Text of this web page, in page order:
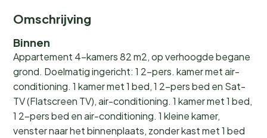
Omschrijving
Binnen
Appartement 4-kamers 82 m2, op verhoogde begane
grond. Doelmatig ingericht: 1 2-pers. kamer met air-
conditioning. 1 kamer met 1 bed, 1 2-pers bed en Sat-
TV (Flatscreen TV), air-conditioning. 1 kamer met 1 bed,
1 2-pers bed en air-conditioning. 1 kleine kamer,
venster naar het binnenplaats, zonder kast met 1 bed